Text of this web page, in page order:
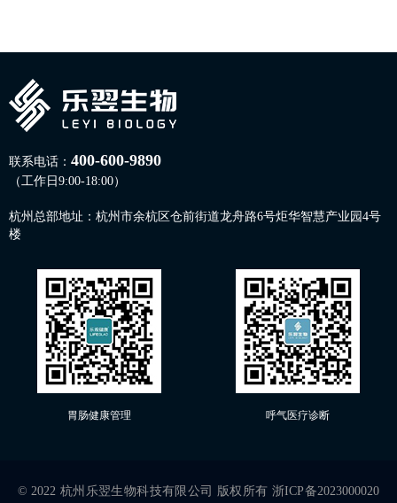
联系电话： 400-600-9890
（工作日9:00-18:00）
杭州总部地址：杭州市余杭区仓前街道龙舟路6号炬华智慧产业园4号
楼
胃肠健康管理 呼气医疗诊断
© 2022 杭州乐翌生物科技有限公司 版权所有 浙ICP备2023000020